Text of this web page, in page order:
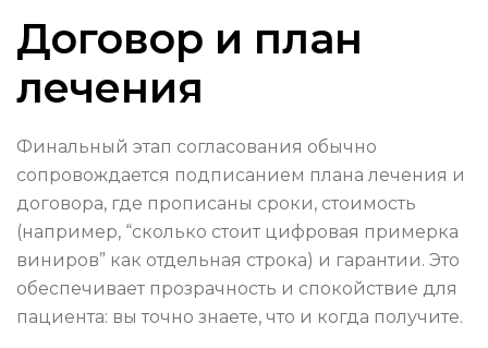
Договор и план
лечения
Финальный этап согласования обычно
сопровождается подписанием плана лечения и
договора, где прописаны сроки, стоимость
(например, “сколько стоит цифровая примерка
виниров” как отдельная строка) и гарантии. Это
обеспечивает прозрачность и спокойствие для
пациента: вы точно знаете, что и когда получите.